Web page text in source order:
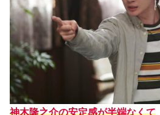
神木隆之介の安定感が半端なくて